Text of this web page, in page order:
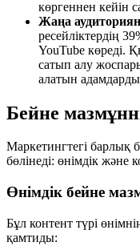
көргеннен кейін
Жаңа
ресейліктердің
YouTube көреді.
сатып алу
алатын
Бейне
Маркетингтегі барлық
бөлінеді: өнімдік және
Өнімдік бейне
Бұл контент түрі
қамтиды: